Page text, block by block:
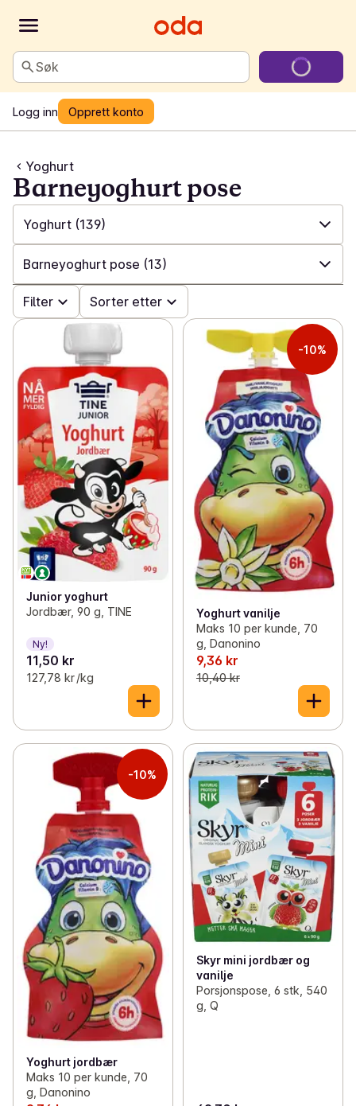
Søk
Logg inn Opprett konto
Yoghurt
Barneyoghurt pose
Yoghurt (139)
✓ Alle (612)
✓ (99)
Plantebaserte drikker (18)
✓ Smør og margarin (46)
✓ Egg (13)
✓ Fløte og rømmeprodukter
✓ Yoghurt (139)
✓ Ost (141)
✓ Spesialoster (123)
Barneyoghurt pose (13)
✓ Alle (139)
Små beger og poser
✓ Store beger og poser (56)
✓ Barneyoghurt pose(13)
✓ Yoghurt mellommåltid (25)
✓ Barneyoghurt beger (3)
✓ Drikkeyoghurt (5)
Filter Sorter etter
Junior yoghurt
Jordbær, 90 g, TINE
Ny!
11,50 kr
127,78 kr /kg
-10%
Yoghurt vanilje
Maks 10 per kunde, 70
g, Danonino
9,36 kr
10,40 kr
-10%
Yoghurt jordbær
Maks 10 per kunde, 70
g, Danonino
Skyr mini jordbær og
vanilje
Porsjonspose, 6 stk, 540
g, Q